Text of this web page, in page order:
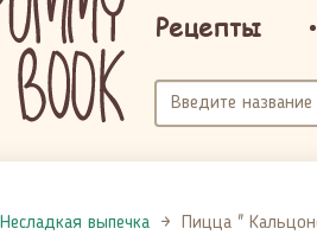
Рецепты
Несладкая выпечка Пицца "